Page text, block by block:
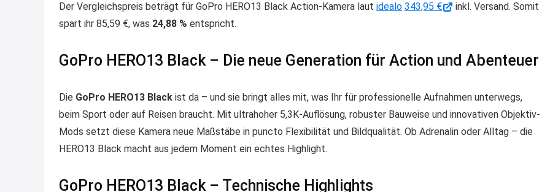
Der Vergleichspreis beträgt für GoPro HERO13 Black Action-Kamera laut idealo 343,95 €
inkl. Versand. Somit
spart ihr 85,59 €, was 24,88 % entspricht.
GoPro HERO13 Black – Die neue Generation für Action und Abenteuer
Die GoPro HERO13 Black ist da – und sie bringt alles mit, was Ihr für professionelle Aufnahmen unterwegs,
beim Sport oder auf Reisen braucht. Mit ultrahoher 5,3K-Auflösung, robuster Bauweise und innovativen Objektiv-
Mods setzt diese Kamera neue Maßstäbe in puncto Flexibilität und Bildqualität. Ob Adrenalin oder Alltag – die
HERO13 Black macht aus jedem Moment ein echtes Highlight.
GoPro HERO13 Black – Technische Highlights